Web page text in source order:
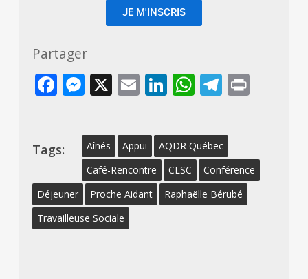
JE M'INSCRIS
Partager
Facebook
Messenger
X EmailLinkedIn
WhatsApp
Print
Tags: Aînés Appui
AQDR Québec
Café-Rencontre
CLSC
Conférence
Déjeuner
Proche Aidant
Raphaëlle Bérubé
Travailleuse Sociale